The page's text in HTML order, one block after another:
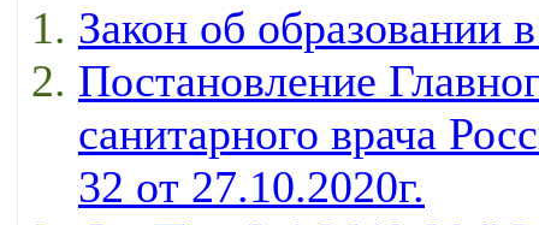
Закон об образовании
Постановление
санитарного врача
32 от 27.10.2020г.